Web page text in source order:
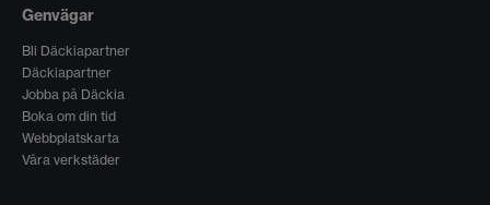
Genvägar
Bli Däckiapartner
Däckiapartner
Jobba på Däckia
Boka om din tid
Webbplatskarta
Våra verkstäder